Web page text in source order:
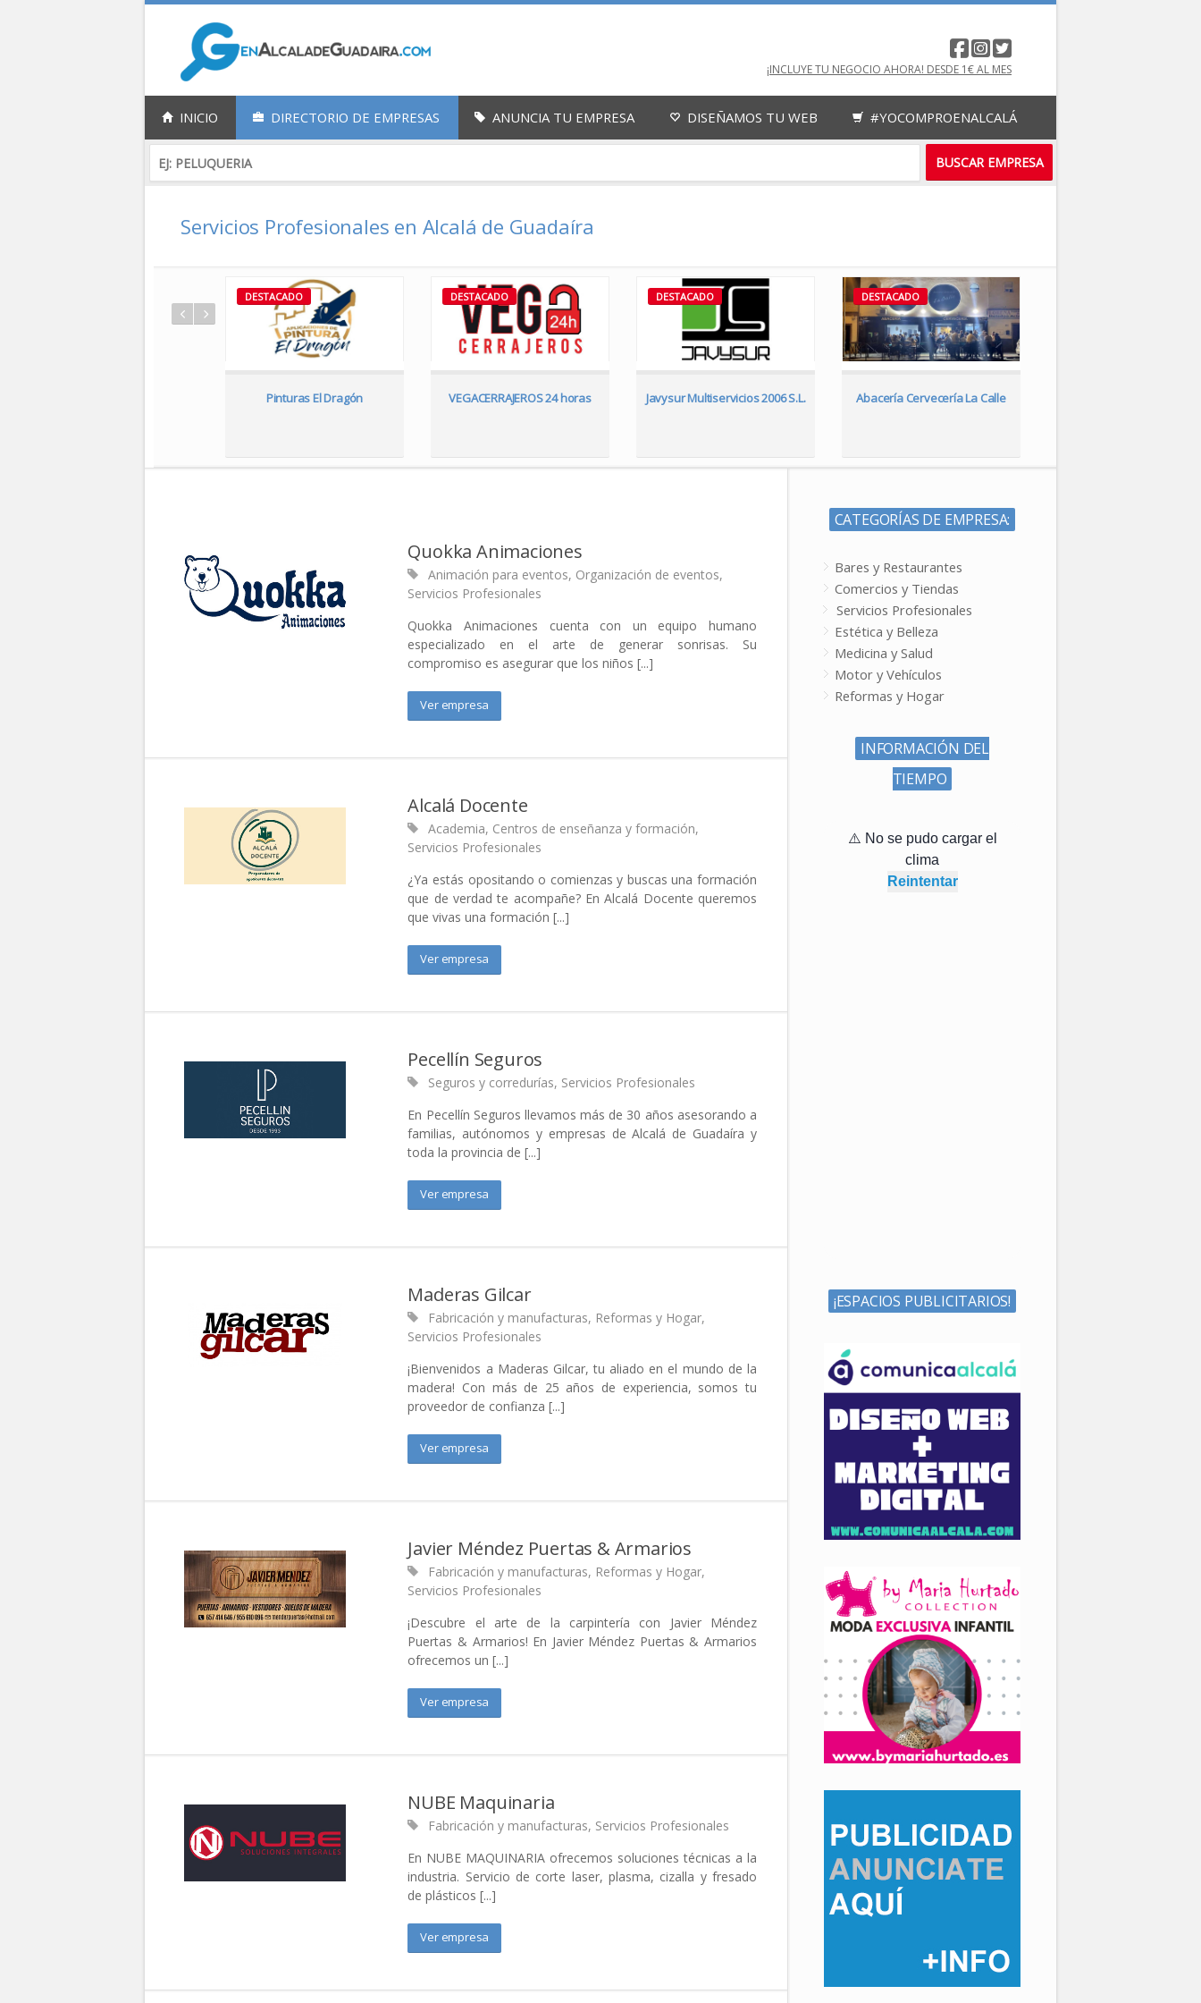
¡INCLUYE TU NEGOCIO AHORA! DESDE 1€ AL MES
INICIO DIRECTORIO DE EMPRESAS ANUNCIA TU EMPRESA DISEÑAMOS TU WEB #YOCOMPROENALCALÁ
Servicios Profesionales en Alcalá de Guadaíra
DESTACADO
Pinturas El Dragón
DESTACADO
VEGACERRAJEROS 24 horas
DESTACADO
Javysur Multiservicios 2006 S.L.
DESTACADO
Abacería Cervecería La Calle
Quokka Animaciones
Animación para eventos, Organización de eventos,
Servicios Profesionales
Quokka Animaciones cuenta con un equipo humano
especializado en el arte de generar sonrisas. Su
compromiso es asegurar que los niños [...]
Ver empresa
Alcalá Docente
Academia, Centros de enseñanza y formación,
Servicios Profesionales
¿Ya estás opositando o comienzas y buscas una formación
que de verdad te acompañe? En Alcalá Docente queremos
que vivas una formación [...]
Ver empresa
Pecellín Seguros
Seguros y corredurías, Servicios Profesionales
En Pecellín Seguros llevamos más de 30 años asesorando a
familias, autónomos y empresas de Alcalá de Guadaíra y
toda la provincia de [...]
Ver empresa
Maderas Gilcar
Fabricación y manufacturas, Reformas y Hogar,
Servicios Profesionales
¡Bienvenidos a Maderas Gilcar, tu aliado en el mundo de la
madera! Con más de 25 años de experiencia, somos tu
proveedor de confianza [...]
Ver empresa
Javier Méndez Puertas & Armarios
Fabricación y manufacturas, Reformas y Hogar,
Servicios Profesionales
¡Descubre el arte de la carpintería con Javier Méndez
Puertas & Armarios! En Javier Méndez Puertas & Armarios
ofrecemos un [...]
Ver empresa
NUBE Maquinaria
Fabricación y manufacturas, Servicios Profesionales
En NUBE MAQUINARIA ofrecemos soluciones técnicas a la
industria. Servicio de corte laser, plasma, cizalla y fresado
de plásticos [...]
Ver empresa
CATEGORÍAS DE EMPRESA:
Bares y Restaurantes
Comercios y Tiendas
Servicios Profesionales
Estética y Belleza
Medicina y Salud
Motor y Vehículos
Reformas y Hogar
INFORMACIÓN DEL
TIEMPO
¡ESPACIOS PUBLICITARIOS!